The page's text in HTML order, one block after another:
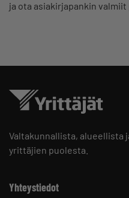
ja ota asiakirjapankin
Valtakunnallista, alueellista
yrittäjien puolesta.
Yhteystiedot